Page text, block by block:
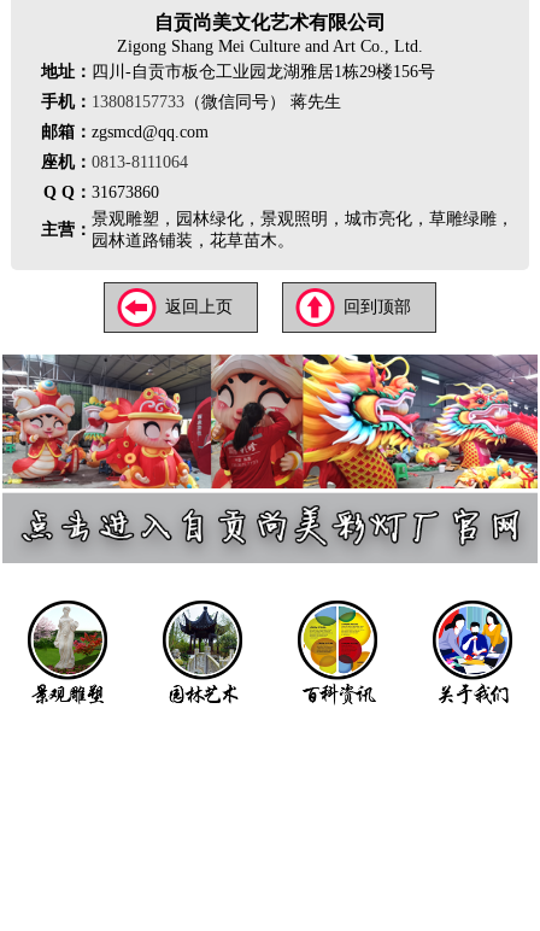
自贡尚美文化艺术有限公司
Zigong Shang Mei Culture and Art Co., Ltd.
地址： 四川-自贡市板仓工业园龙湖雅居1栋29楼156号
手机： 13808157733（微信同号） 蒋先生
邮箱： zgsmcd@qq.com
座机： 0813-8111064
Q Q： 31673860
主营：
景观雕塑，园林绿化，景观照明，城市亮化，草雕绿雕，
园林道路铺装，花草苗木。
返回上页 回到顶部